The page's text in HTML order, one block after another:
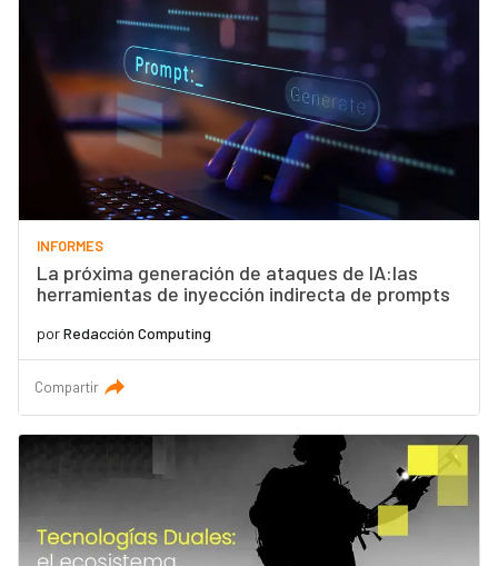
INFORMES
La próxima generación de ataques de IA:las
herramientas de inyección indirecta de prompts
porRedacción Computing
Compartir